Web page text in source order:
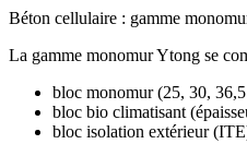
Béton cellulaire : gamme
La gamme monomur Ytong se
bloc monomur (25, 30,
bloc bio climatisant
bloc isolation extérieur